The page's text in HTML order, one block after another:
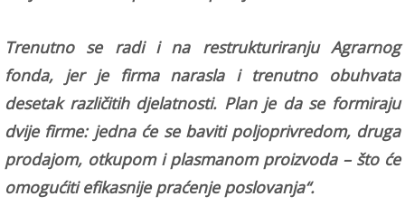
Trenutno se radi i na restrukturiranju Agrarnog
fonda, jer je firma narasla i trenutno obuhvata
desetak različitih djelatnosti. Plan je da se formiraju
dvije firme: jedna će se baviti poljoprivredom, druga
prodajom, otkupom i plasmanom proizvoda – što će
omogućiti efikasnije praćenje poslovanja“.